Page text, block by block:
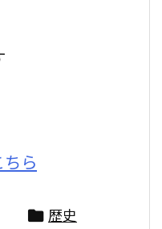
ら
 歴史